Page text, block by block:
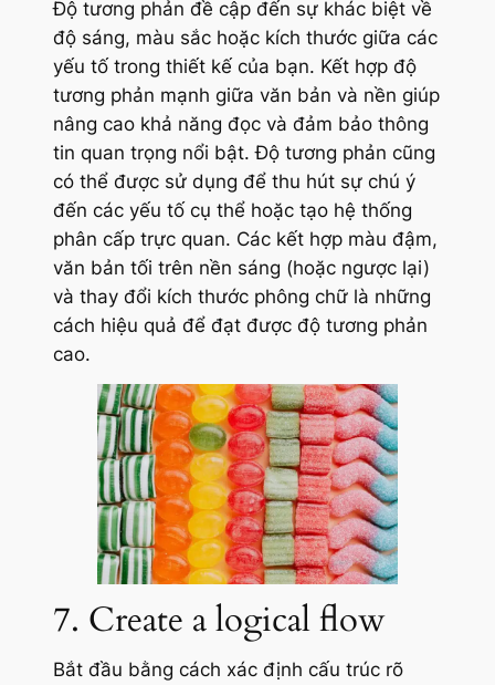
Độ tương phản đề cập đến sự khác biệt về
độ sáng, màu sắc hoặc kích thước giữa các
yếu tố trong thiết kế của bạn. Kết hợp độ
tương phản mạnh giữa văn bản và nền giúp
nâng cao khả năng đọc và đảm bảo thông
tin quan trọng nổi bật. Độ tương phản cũng
có thể được sử dụng để thu hút sự chú ý
đến các yếu tố cụ thể hoặc tạo hệ thống
phân cấp trực quan. Các kết hợp màu đậm,
văn bản tối trên nền sáng (hoặc ngược lại)
và thay đổi kích thước phông chữ là những
cách hiệu quả để đạt được độ tương phản
cao.
7. Create a logical flow
Bắt đầu bằng cách xác định cấu trúc rõ